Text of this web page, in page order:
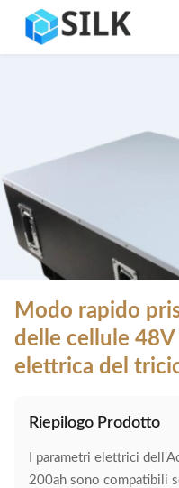
Modo rapido
delle cellule
elettrica del
Riepilogo Prodotto
I parametri elettrici
200ah sono compatibili